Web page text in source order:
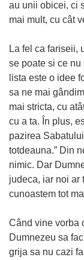
au unii obicei, ci
mai mult, cu cât
La fel ca fariseii,
se poate si ce
lista este o idee
sa ne mai
mai stricta, cu
cu a ta. În plus,
pazirea
totdeauna.” Din
nimic. Dar
judeca, iar noi ar
cunoastem tot
Când vine vorba
Dumnezeu sa
grija sa nu cazi